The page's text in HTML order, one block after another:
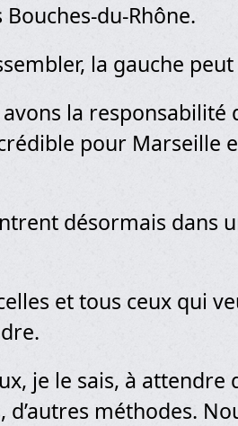
du-Rhône.
la gauche
la responsabilité
pour Marseille
désormais dans
et tous ceux qui
je le sais, à attendre
méthodes.